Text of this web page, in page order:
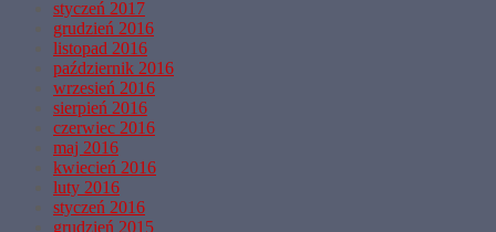
styczeń 2017
grudzień 2016
listopad 2016
październik 2016
wrzesień 2016
sierpień 2016
czerwiec 2016
maj 2016
kwiecień 2016
luty 2016
styczeń 2016
grudzień 2015